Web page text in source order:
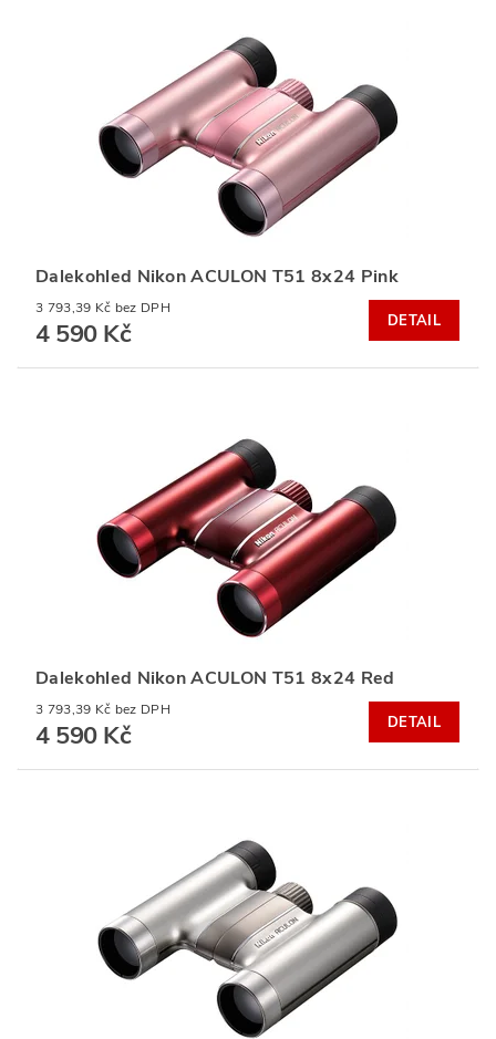
Dalekohled Nikon ACULON T51 8x24 Pink
3 793,39 Kč bez DPH
4 590 Kč DETAIL
Dalekohled Nikon ACULON T51 8x24 Red
3 793,39 Kč bez DPH
4 590 Kč DETAIL